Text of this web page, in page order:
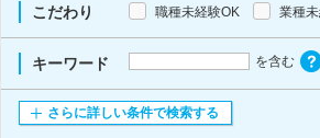
こだわり 職種未経験OK 業種
キーワード を含む
さらに詳しい条件で検索する